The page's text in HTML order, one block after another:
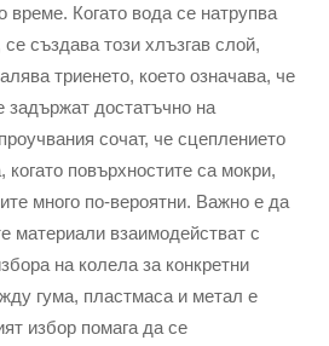
време. Когато вода се натрупва
създава този хлъзгав слой,
триенето, което означава, че
задържат достатъчно на
сочат, че сцеплението
повърхностите са мокри,
много по-вероятни. Важно е да
материали взаимодействат с
на колела за конкретни
гума, пластмаса и метал е
избор помага да се